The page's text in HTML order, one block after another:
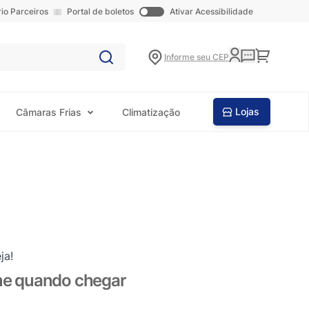
Parceiros Portal de boletos Ativar Acessibilidade
Informe seu CEP Carrinho
Câmaras Frias Climatização Lojas
quando chegar